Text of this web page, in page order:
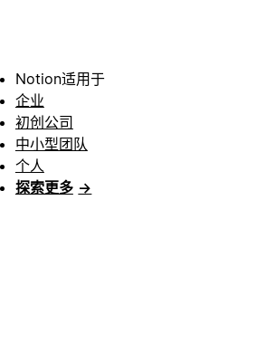
Notion适用于
企业
初创公司
中小型团队
个人
探索更多 →